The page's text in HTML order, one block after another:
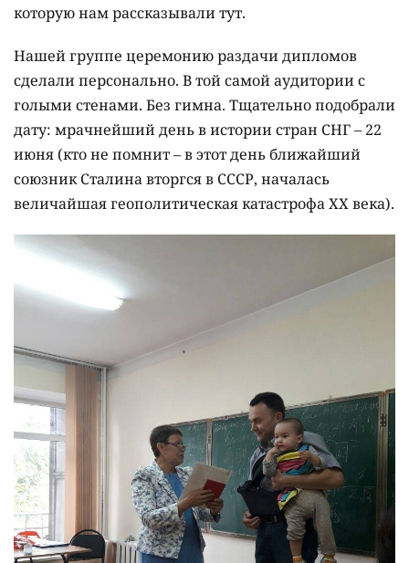
которую нам рассказывали тут.
Нашей группе церемонию раздачи дипломов
сделали персонально. В той самой аудитории с
голыми стенами. Без гимна. Тщательно подобрали
дату: мрачнейший день в истории стран СНГ – 22
июня (кто не помнит – в этот день ближайший
союзник Сталина вторгся в СССР, началась
величайшая геополитическая катастрофа ХХ века).